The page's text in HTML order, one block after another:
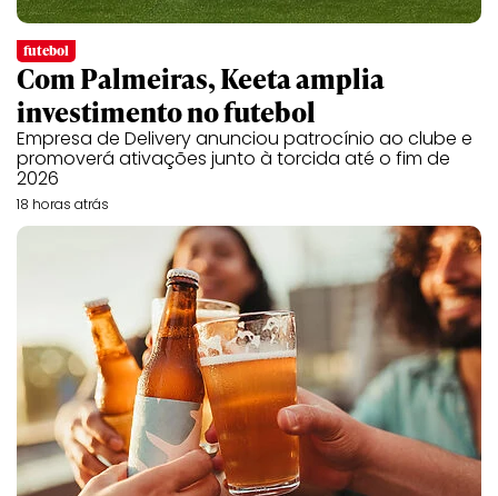
futebol
Com Palmeiras, Keeta amplia
investimento no futebol
Empresa de Delivery anunciou patrocínio ao clube e
promoverá ativações junto à torcida até o fim de
2026
18 horas atrás